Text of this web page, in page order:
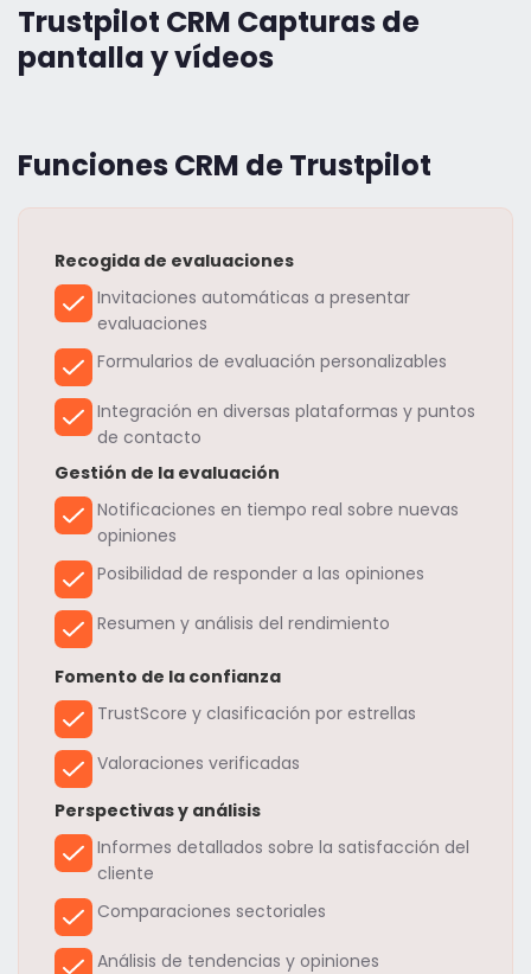
Trustpilot CRM Capturas de
pantalla y vídeos
Funciones CRM de Trustpilot
Recogida de evaluaciones
Invitaciones automáticas a presentar
evaluaciones
Formularios de evaluación personalizables
Integración en diversas plataformas y puntos
de contacto
Gestión de la evaluación
Notificaciones en tiempo real sobre nuevas
opiniones
Posibilidad de responder a las opiniones
Resumen y análisis del rendimiento
Fomento de la confianza
TrustScore y clasificación por estrellas
Valoraciones verificadas
Perspectivas y análisis
Informes detallados sobre la satisfacción del
cliente
Comparaciones sectoriales
Análisis de tendencias y opiniones